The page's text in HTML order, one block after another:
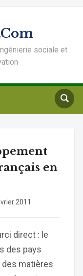
sociale et
en
2011
direct : le
des pays
des matières